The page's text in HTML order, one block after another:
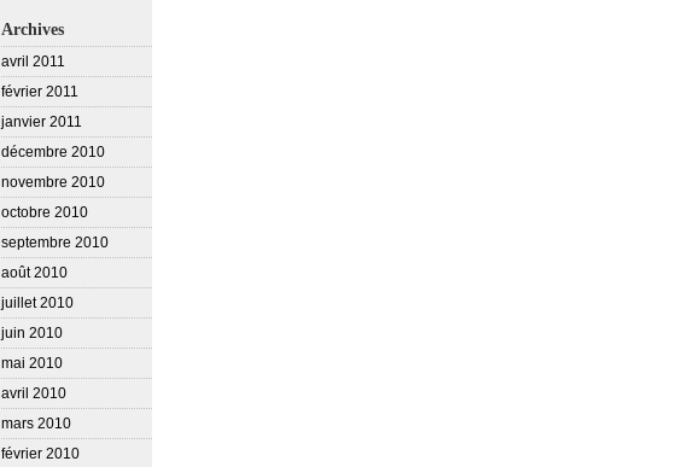
Archives
avril 2011
février 2011
janvier 2011
décembre 2010
novembre 2010
octobre 2010
septembre 2010
août 2010
juillet 2010
juin 2010
mai 2010
avril 2010
mars 2010
février 2010